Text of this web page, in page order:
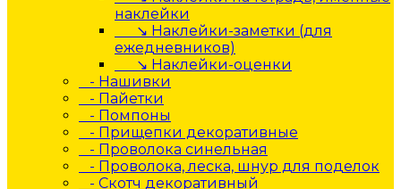
наклейки
↘ Наклейки-заметки (для
ежедневников)
↘ Наклейки-оценки
- Нашивки
- Пайетки
- Помпоны
- Прищепки декоративные
- Проволока синельная
- Проволока, леска, шнур для поделок
- Скотч декоративный